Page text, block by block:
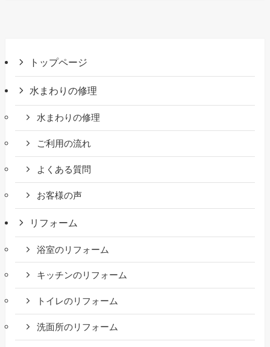
トップページ
水まわりの修理
水まわりの修理
ご利用の流れ
よくある質問
お客様の声
リフォーム
浴室のリフォーム
キッチンのリフォーム
トイレのリフォーム
洗面所のリフォーム